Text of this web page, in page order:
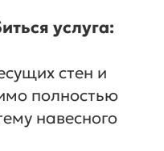
услуга:
стен и
полностью
навесного